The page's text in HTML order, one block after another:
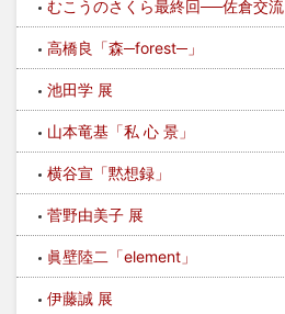
むこうのさくら最終回──佐倉交流
高橋良「森─forest─」
池田学 展
山本竜基「私 心 景」
横谷宣「黙想録」
菅野由美子 展
眞壁陸二「element」
伊藤誠 展